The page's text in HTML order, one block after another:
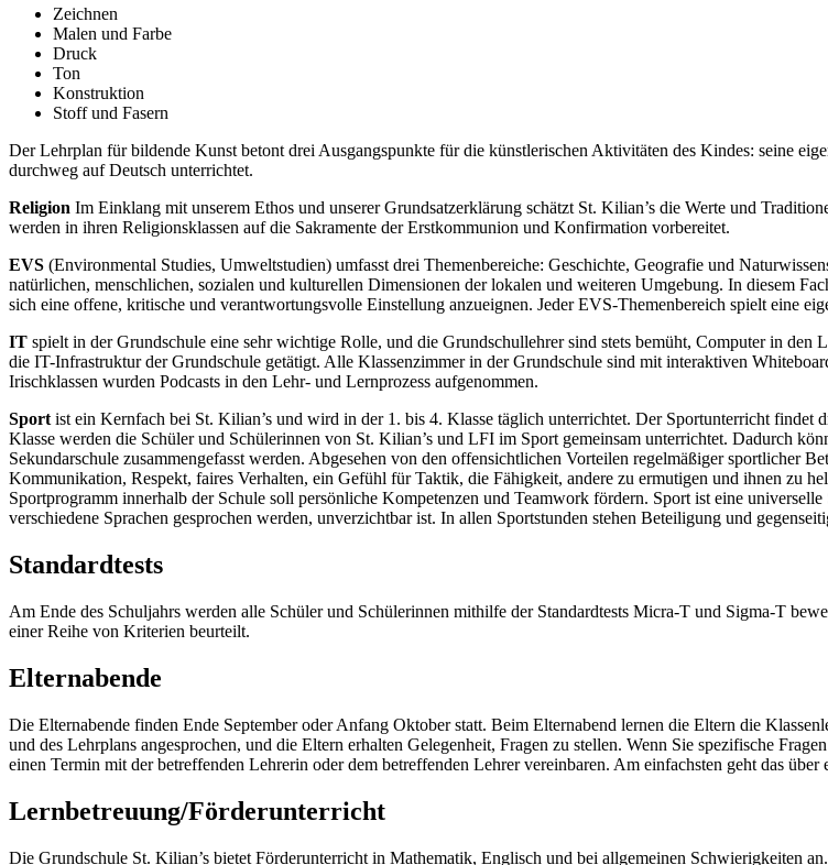
Zeichnen
Malen und Farbe
Druck
Ton
Konstruktion
Stoff und Fasern
Der Lehrplan für bildende Kunst betont drei Ausgangspunkte für die künstlerischen Aktivitäten des Kindes: seine
durchweg auf Deutsch unterrichtet.
Religion Im Einklang mit unserem Ethos und unserer Grundsatzerklärung schätzt St. Kilian’s die Werte und
werden in ihren Religionsklassen auf die Sakramente der Erstkommunion und Konfirmation vorbereitet.
EVS (Environmental Studies, Umweltstudien) umfasst drei Themenbereiche: Geschichte, Geografie und
natürlichen, menschlichen, sozialen und kulturellen Dimensionen der lokalen und weiteren Umgebung. In diesem
sich eine offene, kritische und verantwortungsvolle Einstellung anzueignen. Jeder EVS-Themenbereich spielt eine
IT spielt in der Grundschule eine sehr wichtige Rolle, und die Grundschullehrer sind stets bemüht, Computer in
die IT-Infrastruktur der Grundschule getätigt. Alle Klassenzimmer in der Grundschule sind mit interaktiven
Irischklassen wurden Podcasts in den Lehr- und Lernprozess aufgenommen.
Sport ist ein Kernfach bei St. Kilian’s und wird in der 1. bis 4. Klasse täglich unterrichtet. Der Sportunterricht findet
Klasse werden die Schüler und Schülerinnen von St. Kilian’s und LFI im Sport gemeinsam unterrichtet. Dadurch
Sekundarschule zusammengefasst werden. Abgesehen von den offensichtlichen Vorteilen regelmäßiger sportlicher
Kommunikation, Respekt, faires Verhalten, ein Gefühl für Taktik, die Fähigkeit, andere zu ermutigen und ihnen zu
Sportprogramm innerhalb der Schule soll persönliche Kompetenzen und Teamwork fördern. Sport ist eine
verschiedene Sprachen gesprochen werden, unverzichtbar ist. In allen Sportstunden stehen Beteiligung und
Standardtests
Am Ende des Schuljahrs werden alle Schüler und Schülerinnen mithilfe der Standardtests Micra-T und Sigma-T
einer Reihe von Kriterien beurteilt.
Elternabende
Die Elternabende finden Ende September oder Anfang Oktober statt. Beim Elternabend lernen die Eltern die
und des Lehrplans angesprochen, und die Eltern erhalten Gelegenheit, Fragen zu stellen. Wenn Sie spezifische
einen Termin mit der betreffenden Lehrerin oder dem betreffenden Lehrer vereinbaren. Am einfachsten geht das
Lernbetreuung/Förderunterricht
Die Grundschule St. Kilian’s bietet Förderunterricht in Mathematik, Englisch und bei allgemeinen Schwierigkeiten